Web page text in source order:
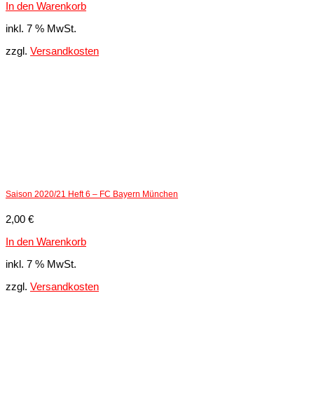
In den Warenkorb
inkl. 7 % MwSt.
zzgl. Versandkosten
Saison 2020/21 Heft 6 – FC Bayern München
2,00 €
In den Warenkorb
inkl. 7 % MwSt.
zzgl. Versandkosten